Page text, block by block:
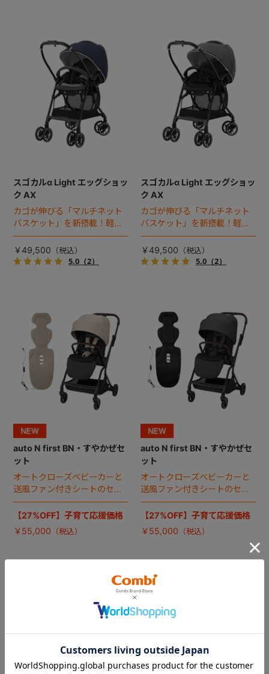
スゴカルα Light エッグショッ
ク AX
カゴが伸びる「マルチネット
バスケット」を新搭載！軽さ
を追求した4.8kgライトモデ
ル
￥49,500
5.0（2）
スゴカルα Light エッグショッ
ク AX
カゴが伸びる「マルチネット
バスケット」を新搭載！軽さ
を追求した4.8kgライトモデ
ル
￥49,500
5.0（2）
auto N first BN・すやかぜセ
ット
オートクローズベビーカーと
送風ファン付きシートのセッ
ト。
【27%OFF】子育て応援価格
￥55,000
auto N first BN・すやかぜセ
ット
オートクローズベビーカーと
送風ファン付きシートのセッ
ト。
【27%OFF】子育て応援価格
￥55,000